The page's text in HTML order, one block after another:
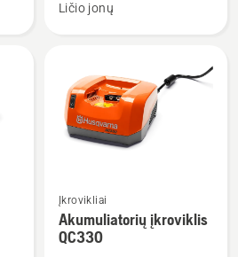
BLi30
Ličio jonų
Žiūrėti
daugiau
detalių
Įkrovikliai
Akumuliatorių įkroviklis
QC330